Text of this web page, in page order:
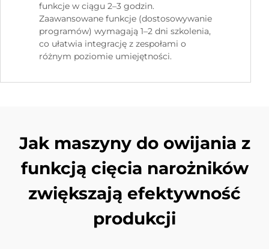
funkcje w ciągu 2–3 godzin.
Zaawansowane funkcje (dostosowywanie
programów) wymagają 1–2 dni szkolenia,
co ułatwia integrację z zespołami o
różnym poziomie umiejętności.
Jak maszyny do owijania z
funkcją cięcia narożników
zwiększają efektywność
produkcji